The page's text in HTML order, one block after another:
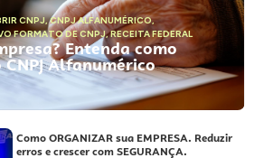
CNPJ,CNPJ ALFANUMÉRICO,
FORMATO DE CNPJ,RECEITA FEDERAL
Entenda como
Alfanumérico
Como ORGANIZAR sua EMPRESA. Reduzir
erros e crescer com SEGURANÇA.